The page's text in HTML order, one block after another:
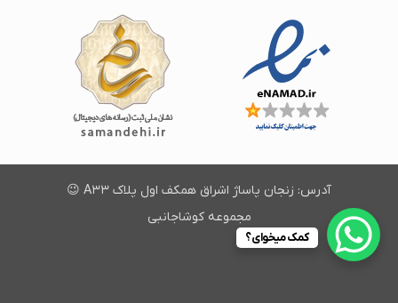
آدرس: زنجان پاساژ اشراق همکف اول پلاک A33 😉
مجموعه کوشاجانبی
کمک میخوای؟